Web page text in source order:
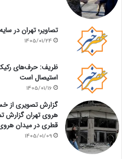
تصاویر؛ تهران در
1405/01/24
ظریف: حرف‌های
استیصال است
1405/01/16
گزارش تصویری از
هروی تهران گزارش
قطری در میدان
1405/01/09